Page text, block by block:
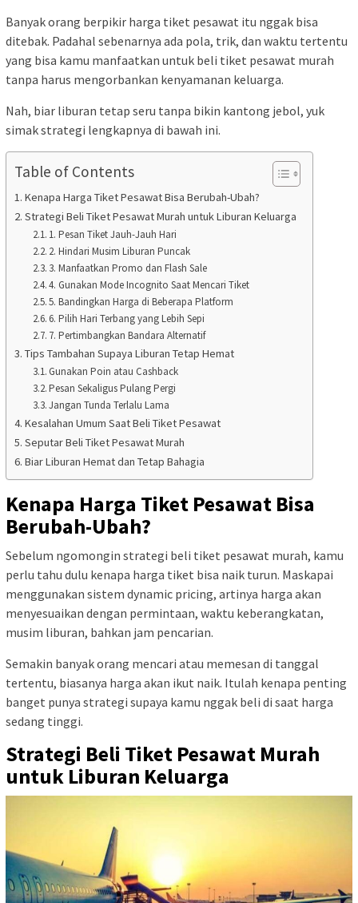
Banyak orang berpikir harga tiket pesawat itu nggak bisa
ditebak. Padahal sebenarnya ada pola, trik, dan waktu tertentu
yang bisa kamu manfaatkan untuk beli tiket pesawat murah
tanpa harus mengorbankan kenyamanan keluarga.
Nah, biar liburan tetap seru tanpa bikin kantong jebol, yuk
simak strategi lengkapnya di bawah ini.
Table of Contents
Kenapa Harga Tiket Pesawat Bisa Berubah-Ubah?
Strategi Beli Tiket Pesawat Murah untuk Liburan Keluarga
1. Pesan Tiket Jauh-Jauh Hari
2. Hindari Musim Liburan Puncak
3. Manfaatkan Promo dan Flash Sale
4. Gunakan Mode Incognito Saat Mencari Tiket
5. Bandingkan Harga di Beberapa Platform
6. Pilih Hari Terbang yang Lebih Sepi
7. Pertimbangkan Bandara Alternatif
Tips Tambahan Supaya Liburan Tetap Hemat
Gunakan Poin atau Cashback
Pesan Sekaligus Pulang Pergi
Jangan Tunda Terlalu Lama
Kesalahan Umum Saat Beli Tiket Pesawat
Seputar Beli Tiket Pesawat Murah
Biar Liburan Hemat dan Tetap Bahagia
Kenapa Harga Tiket Pesawat Bisa
Berubah-Ubah?
Sebelum ngomongin strategi beli tiket pesawat murah, kamu
perlu tahu dulu kenapa harga tiket bisa naik turun. Maskapai
menggunakan sistem dynamic pricing, artinya harga akan
menyesuaikan dengan permintaan, waktu keberangkatan,
musim liburan, bahkan jam pencarian.
Semakin banyak orang mencari atau memesan di tanggal
tertentu, biasanya harga akan ikut naik. Itulah kenapa penting
banget punya strategi supaya kamu nggak beli di saat harga
sedang tinggi.
Strategi Beli Tiket Pesawat Murah
untuk Liburan Keluarga